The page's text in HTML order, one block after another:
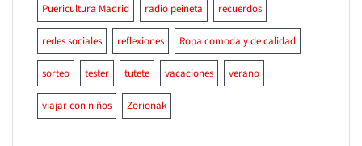
Puericultura Madrid radio peineta recuerdos
redes sociales reflexiones Ropa comoda y de calidad
sorteo tester tutete vacaciones verano
viajar con niños Zorionak